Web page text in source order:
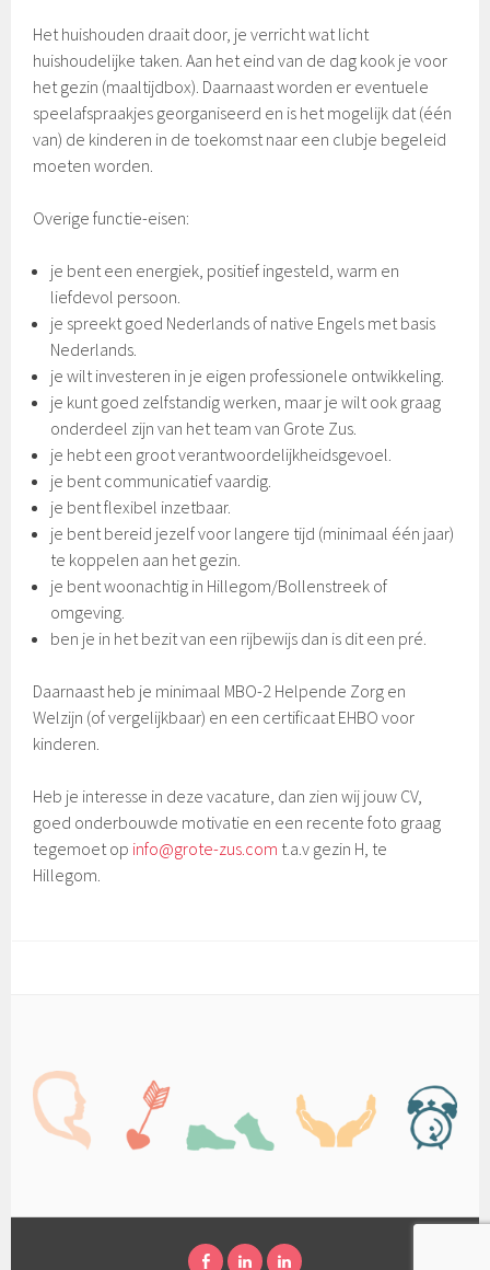
Het huishouden draait door, je verricht wat licht
huishoudelijke taken. Aan het eind van de dag kook je voor
het gezin (maaltijdbox). Daarnaast worden er eventuele
speelafspraakjes georganiseerd en is het mogelijk dat (één
van) de kinderen in de toekomst naar een clubje begeleid
moeten worden.
Overige functie-eisen:
je bent een energiek, positief ingesteld, warm en
liefdevol persoon.
je spreekt goed Nederlands of native Engels met basis
Nederlands.
je wilt investeren in je eigen professionele ontwikkeling.
je kunt goed zelfstandig werken, maar je wilt ook graag
onderdeel zijn van het team van Grote Zus.
je hebt een groot verantwoordelijkheidsgevoel.
je bent communicatief vaardig.
je bent flexibel inzetbaar.
je bent bereid jezelf voor langere tijd (minimaal één jaar)
te koppelen aan het gezin.
je bent woonachtig in Hillegom/Bollenstreek of
omgeving.
ben je in het bezit van een rijbewijs dan is dit een pré.
Daarnaast heb je minimaal MBO-2 Helpende Zorg en
Welzijn (of vergelijkbaar) en een certificaat EHBO voor
kinderen.
Heb je interesse in deze vacature, dan zien wij jouw CV,
goed onderbouwde motivatie en een recente foto graag
tegemoet op info@grote-zus.com t.a.v gezin H, te
Hillegom.